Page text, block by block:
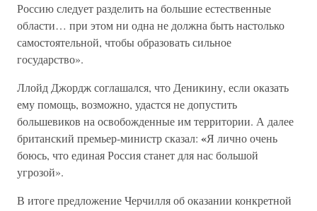
Россию следует разделить на большие естественные
области… при этом ни одна не должна быть настолько
самостоятельной, чтобы образовать сильное
государство».
Ллойд Джордж соглашался, что Деникину, если оказать
ему помощь, возможно, удастся не допустить
большевиков на освобожденные им территории. А далее
британский премьер-министр сказал: «Я лично очень
боюсь, что единая Россия станет для нас большой
угрозой».
В итоге предложение Черчилля об оказании конкретной